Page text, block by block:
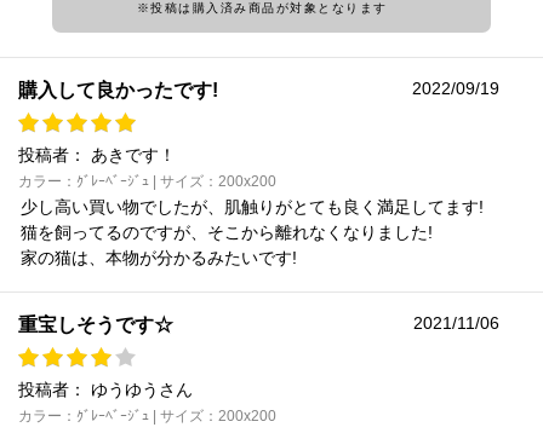
※投稿は購入済み商品が対象となります
購入して良かったです! 2022/09/19
投稿者： あきです！
カラー：ｸﾞﾚｰﾍﾞｰｼﾞｭ | サイズ：200x200
少し高い買い物でしたが、肌触りがとても良く満足してます!
猫を飼ってるのですが、そこから離れなくなりました!
家の猫は、本物が分かるみたいです!
重宝しそうです☆ 2021/11/06
投稿者： ゆうゆうさん
カラー：ｸﾞﾚｰﾍﾞｰｼﾞｭ | サイズ：200x200